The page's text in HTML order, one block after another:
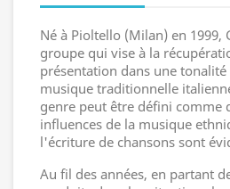
Né à Pioltello (Milan) en 1999,
groupe qui vise à la
présentation dans une
musique traditionnelle
genre peut être défini comme
influences de la musique
l'écriture de chansons sont
Au fil des années, en partant